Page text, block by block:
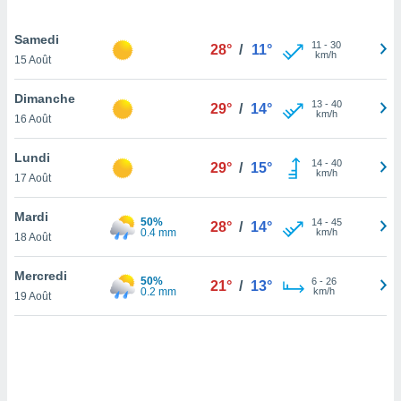
votre
à
en
le
de
web.
Samedi
15 Août
28° / 11° 11 - 30
km/h
Dimanche
16 Août
29° / 14° 13- 40
km/h
Lundi
17 Août
29° / 15° 14- 40
km/h
Mardi
18 Août
50%
0.4 mm
28° / 14° 14- 45
km/h
Mercredi
19 Août
50%
0.2 mm
21° / 13° 6- 26
km/h